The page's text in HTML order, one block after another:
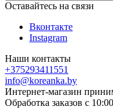
Оставайтесь на связи
Вконтакте
Instagram
Наши контакты
+375293411551
info@koreanka.by
Интернет-магазин
Обработка заказов с